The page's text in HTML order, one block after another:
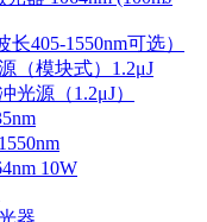
405-1550nm可选）
（模块式）1.2μJ
光源（1.2μJ）
10W
器